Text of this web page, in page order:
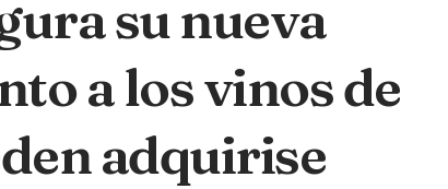
su nueva
a los vinos de
adquirise